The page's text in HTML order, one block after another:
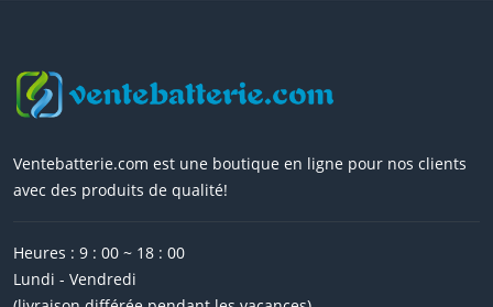
Ventebatterie.com est une boutique en ligne pour nos clients
avec des produits de qualité!
Heures : 9 : 00 ~ 18 : 00
Lundi - Vendredi